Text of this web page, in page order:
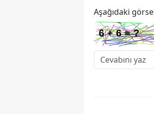
Aşağıdaki